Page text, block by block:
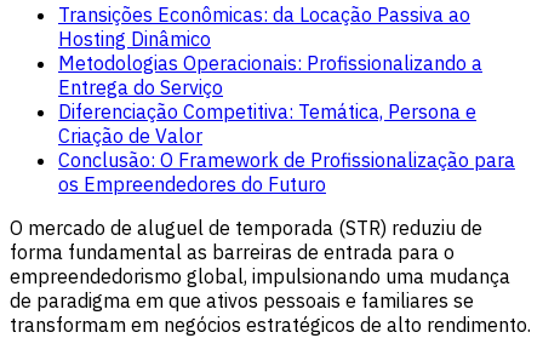
Transições Econômicas: da Locação Passiva ao
Hosting Dinâmico
Metodologias Operacionais: Profissionalizando a
Entrega do Serviço
Diferenciação Competitiva: Temática, Persona e
Criação de Valor
Conclusão: O Framework de Profissionalização para
os Empreendedores do Futuro
O mercado de aluguel de temporada (STR) reduziu de
forma fundamental as barreiras de entrada para o
empreendedorismo global, impulsionando uma mudança
de paradigma em que ativos pessoais e familiares se
transformam em negócios estratégicos de alto rendimento.